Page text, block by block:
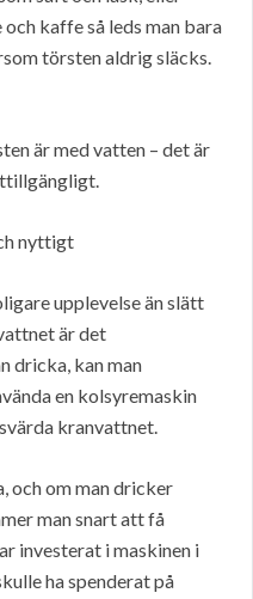
kaffe så leds man bara
törsten aldrig släcks.
är med vatten – det är
nyttigt
upplevelse än slätt
är det
dricka, kan man
en kolsyremaskin
kranvattnet.
och om man dricker
man snart att få
investerat i maskinen i
ha spenderat på